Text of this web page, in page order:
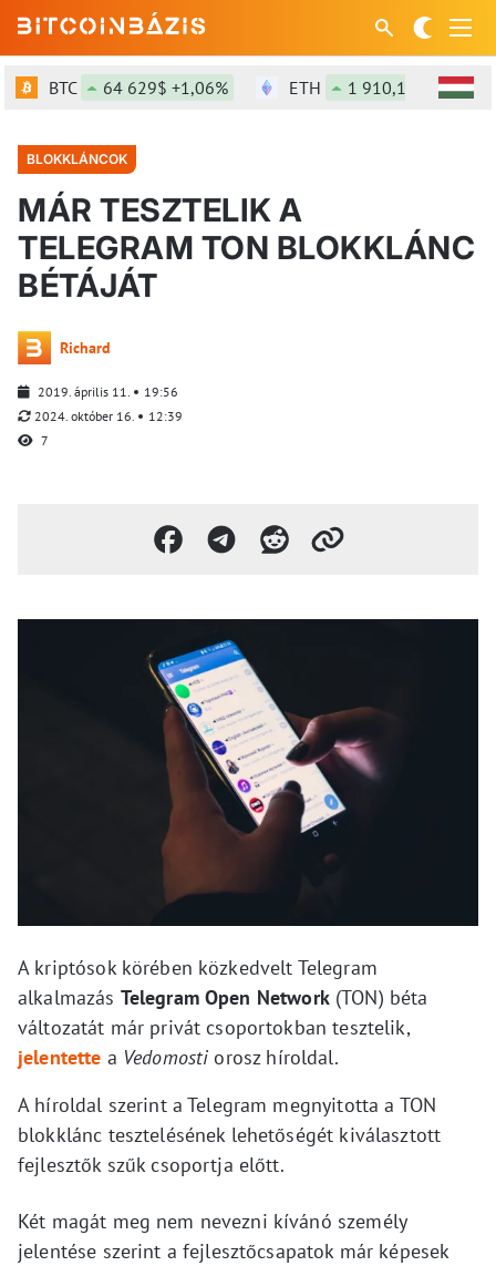
BTC 64 629$ +1,06% ETH 1 910,11$ +2,56%
BLOKKLÁNCOK
MÁR TESZTELIK A
TELEGRAM TON BLOKKLÁNC
BÉTÁJÁT
Richard
2019. április 11.
19:56
2024. október 16.
12:39
7
A kriptósok körében közkedvelt Telegram
alkalmazás Telegram Open Network(TON) béta
változatát már privát csoportokban tesztelik,
jelentette a Vedomosti orosz híroldal.
A híroldal szerint a Telegram megnyitotta a TON
blokklánc tesztelésének lehetőségét kiválasztott
fejlesztők szűk csoportja előtt.
Két magát meg nem nevezni kívánó személy
jelentése szerint a fejlesztőcsapatok már képesek